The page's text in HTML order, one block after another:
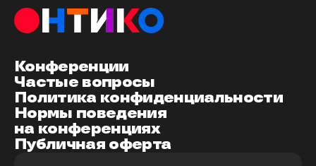
Конференции
Частые вопросы
Политика конфиденциальности
Нормы поведения
на конференциях
Публичная оферта